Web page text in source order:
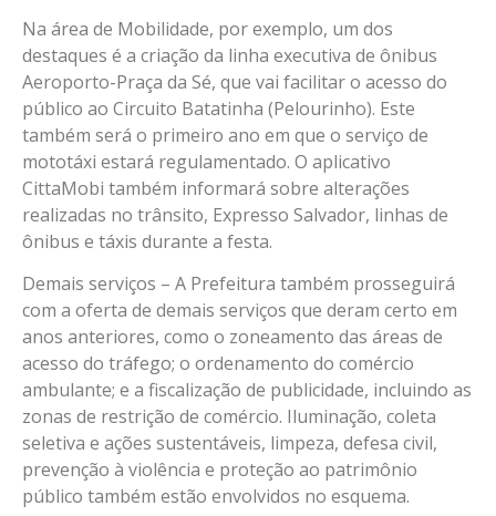
Na área de Mobilidade, por exemplo, um dos
destaques é a criação da linha executiva de ônibus
Aeroporto-Praça da Sé, que vai facilitar o acesso do
público ao Circuito Batatinha (Pelourinho). Este
também será o primeiro ano em que o serviço de
mototáxi estará regulamentado. O aplicativo
CittaMobi também informará sobre alterações
realizadas no trânsito, Expresso Salvador, linhas de
ônibus e táxis durante a festa.
Demais serviços – A Prefeitura também prosseguirá
com a oferta de demais serviços que deram certo em
anos anteriores, como o zoneamento das áreas de
acesso do tráfego; o ordenamento do comércio
ambulante; e a fiscalização de publicidade, incluindo as
zonas de restrição de comércio. Iluminação, coleta
seletiva e ações sustentáveis, limpeza, defesa civil,
prevenção à violência e proteção ao patrimônio
público também estão envolvidos no esquema.